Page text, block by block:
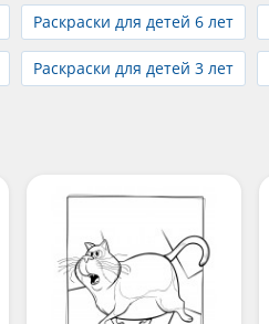
Раскраски для детей 6 лет
Раскраски для детей 3 лет